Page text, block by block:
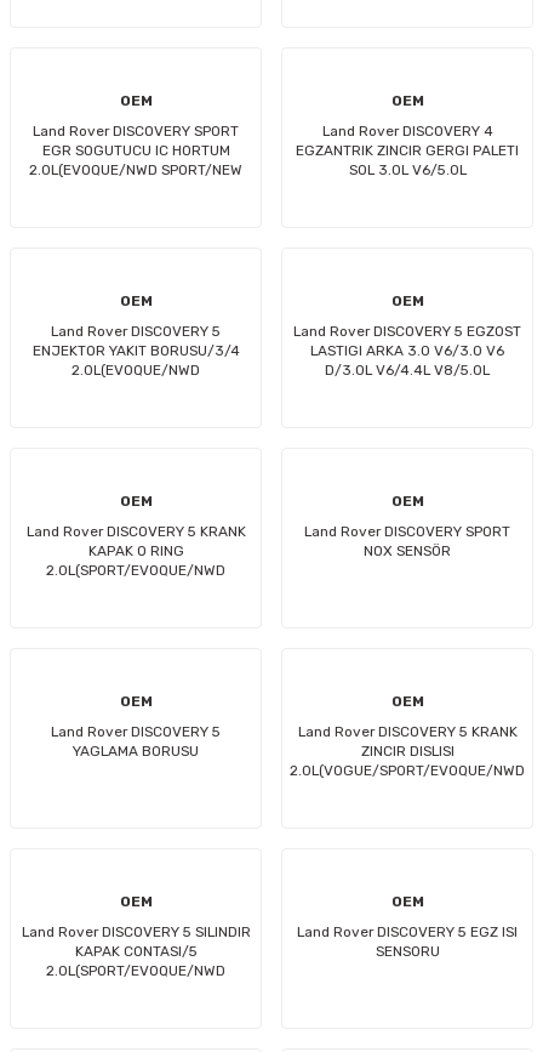
OEM
Land Rover DISCOVERY SPORT
EGR SOGUTUCU IC HORTUM
2.0L(EVOQUE/NWD SPORT/NEW
OEM
Land Rover DISCOVERY 4
EGZANTRIK ZINCIR GERGI PALETI
SOL 3.0L V6/5.0L
OEM
Land Rover DISCOVERY 5
ENJEKTOR YAKIT BORUSU/3/4
2.0L(EVOQUE/NWD
OEM
Land Rover DISCOVERY 5 EGZOST
LASTIGI ARKA 3.0 V6/3.0 V6
D/3.0L V6/4.4L V8/5.0L
OEM
Land Rover DISCOVERY 5 KRANK
KAPAK O RING
2.0L(SPORT/EVOQUE/NWD
OEM
Land Rover DISCOVERY SPORT
NOX SENSÖR
OEM
Land Rover DISCOVERY 5
YAGLAMA BORUSU
OEM
Land Rover DISCOVERY 5 KRANK
ZINCIR DISLISI
2.0L(VOGUE/SPORT/EVOQUE/NWD
OEM
Land Rover DISCOVERY 5 SILINDIR
KAPAK CONTASI/5
2.0L(SPORT/EVOQUE/NWD
OEM
Land Rover DISCOVERY 5 EGZ ISI
SENSORU